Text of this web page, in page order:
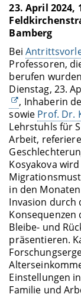
23. April 2024,
Bamberg
Bei
Professoren,
berufen
Dienstag, 23.
, Inhaberin
sowie Prof. Dr.
Lehrstuhls für
Arbeit,
Kosyakova
in den
Invasion durch
Bleibe- und
präsentieren.
Einstellungen
Familie und